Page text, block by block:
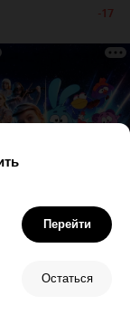
-17
12
11
за проект и